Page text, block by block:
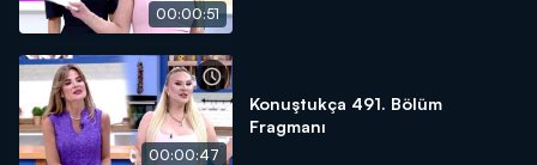
00:00:51
00:00:47
Konuştukça 491. Bölüm
Fragmanı